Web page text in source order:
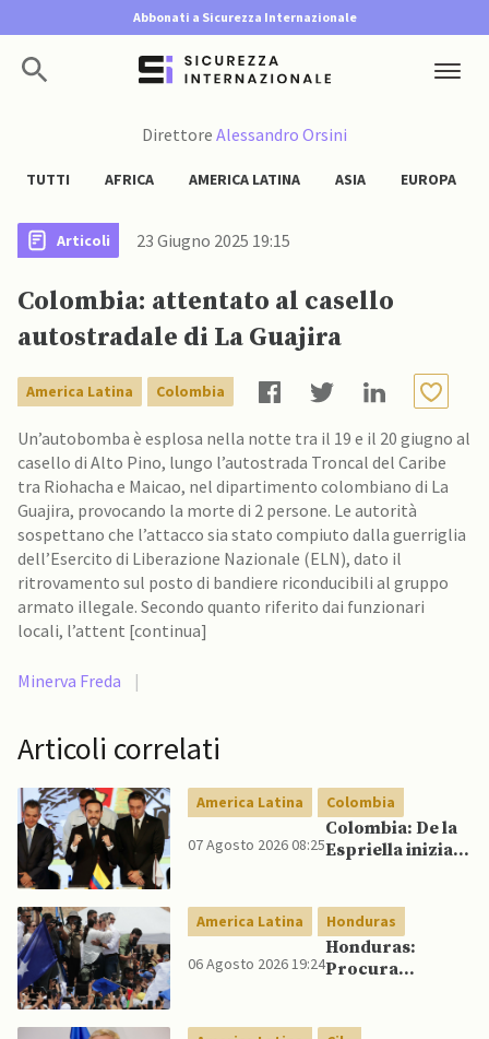
Abbonati a Sicurezza Internazionale
Direttore Alessandro Orsini
TUTTI AFRICA AMERICA LATINA ASIA EUROPA
Articoli 23 Giugno 2025 19:15
Colombia: attentato al casello
autostradale di La Guajira
America Latina Colombia
Un’autobomba è esplosa nella notte tra il 19 e il 20 giugno al
casello di Alto Pino, lungo l’autostrada Troncal del Caribe
tra Riohacha e Maicao, nel dipartimento colombiano di La
Guajira, provocando la morte di 2 persone. Le autorità
sospettano che l’attacco sia stato compiuto dalla guerriglia
dell’Esercito di Liberazione Nazionale (ELN), dato il
ritrovamento sul posto di bandiere riconducibili al gruppo
armato illegale. Secondo quanto riferito dai funzionari
locali, l’attent [continua]
Minerva Freda |
Articoli correlati
America Latina Colombia
07 Agosto 2026 08:25
Colombia: De la
Espriella inizia il
America Latina Honduras
06 Agosto 2026 19:24
Honduras:
Procura